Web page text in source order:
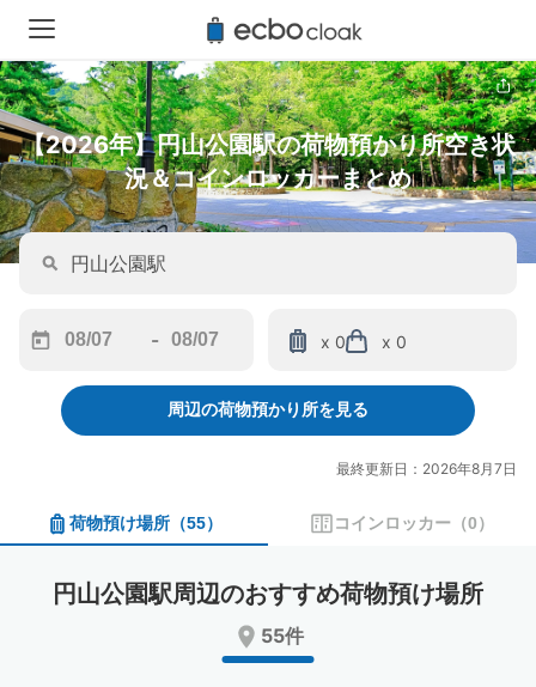
【2026年】円山公園駅の荷物預かり所空き状
況＆コインロッカーまとめ
forward
interact
calendar
and
a
date.
-
backward
to
interact
calendar
and
a
date.
x 0 x 0
周辺の荷物預かり所を見る
最終更新日：2026年8月7日
荷物預け場所 （55） コインロッカー （0）
円山公園駅周辺のおすすめ荷物預け場所
55件